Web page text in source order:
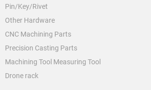
Pin/Key/Rivet
Other Hardware
CNC Machining Parts
Precision Casting Parts
Machining Tool Measuring Tool
Drone rack